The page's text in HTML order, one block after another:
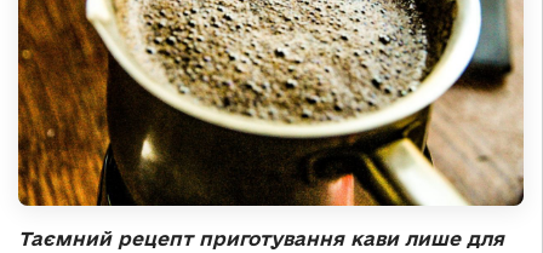
Таємний рецепт приготування кави лише для